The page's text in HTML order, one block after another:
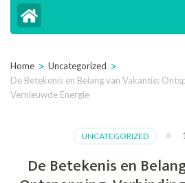
Home > Uncategorized >
De Betekenis en Belang van Vakantie:
Vernieuwde Energie
UNCATEGORIZED
De Betekenis en